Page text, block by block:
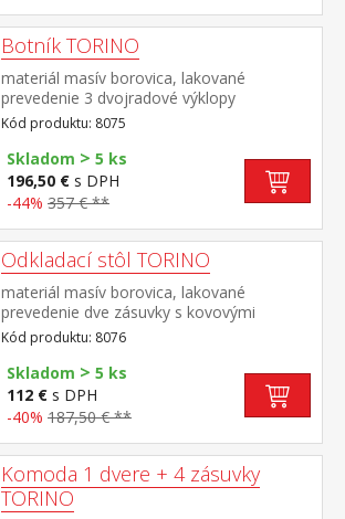
Botník TORINO
materiál masív borovica, lakované
prevedenie 3 dvojradové výklopy
Kód produktu: 8075
Skladom > 5 ks
196,50 € s DPH
-44% 357 € **
Odkladací stôl TORINO
materiál masív borovica, lakované
prevedenie dve zásuvky s kovovými
pojazdmi
Kód produktu: 8076
Skladom > 5 ks
112 € s DPH
-40% 187,50 € **
Komoda 1 dvere + 4 zásuvky
TORINO